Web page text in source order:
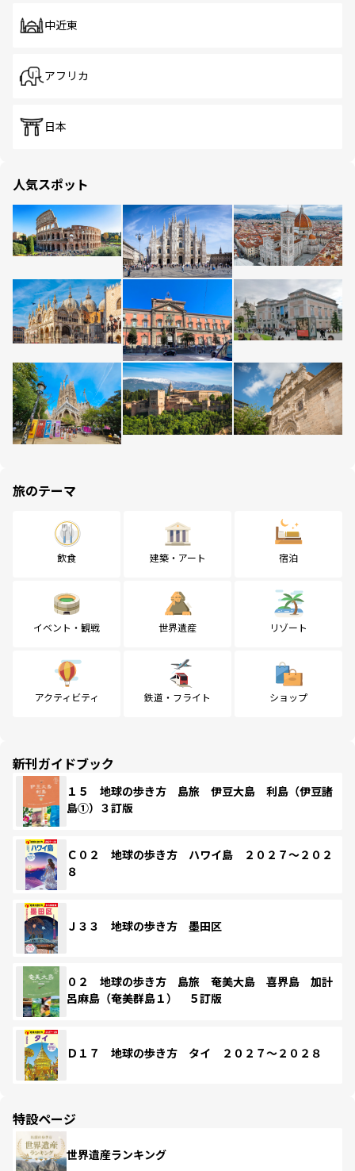
中近東
アフリカ
日本
人気スポット
旅のテーマ
飲食 建築・アート 宿泊
イベント・観戦 世界遺産 リゾート
アクティビティ 鉄道・フライト ショップ
新刊ガイドブック
１５ 地球の歩き方 島旅 伊豆大島 利島（伊豆諸
島①）３訂版
Ｃ０２ 地球の歩き方 ハワイ島 ２０２７～２０２
８
Ｊ３３ 地球の歩き方 墨田区
０２ 地球の歩き方 島旅 奄美大島 喜界島 加計
呂麻島（奄美群島１） ５訂版
Ｄ１７ 地球の歩き方 タイ ２０２７～２０２８
特設ページ
世界遺産ランキング